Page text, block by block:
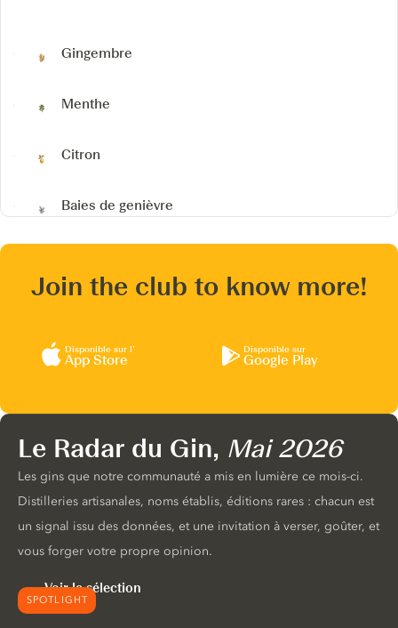
Gingembre
Menthe
Citron
Baies de genièvre
Join the club to know more!
Disponible sur l’
App Store
Disponible sur
Google Play
SPOTLIGHT
Le Radar du Gin, Mai 2026
Les gins que notre communauté a mis en lumière ce mois-ci.
Distilleries artisanales, noms établis, éditions rares : chacun est
un signal issu des données, et une invitation à verser, goûter, et
vous forger votre propre opinion.
Voir la sélection